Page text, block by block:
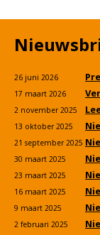
26 juni 2026
17 maart 2026
2 november 2025
13 oktober 2025
21 september 2025
30 maart 2025
23 maart 2025
16 maart 2025
9 maart 2025
2 februari 2025